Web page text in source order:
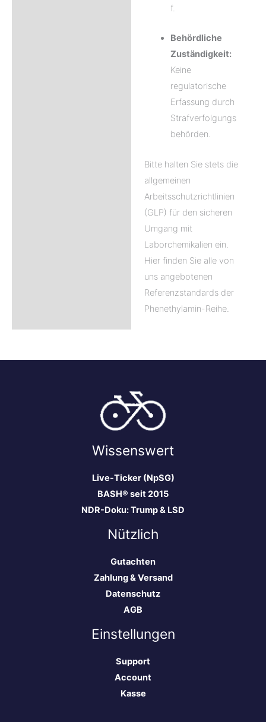
f.
Behördliche
Zuständigkeit:
Keine
regulatorische
Erfassung durch
Strafverfolgungs
behörden.
Bitte halten Sie stets die
allgemeinen
Arbeitsschutzrichtlinien
(GLP) für den sicheren
Umgang mit
Laborchemikalien ein.
Hier finden Sie alle von
uns angebotenen
Referenzstandards der
Phenethylamin-Reihe.
Wissenswert
Live-Ticker (NpSG)
BASH® seit 2015
NDR-Doku: Trump & LSD
Nützlich
Gutachten
Zahlung & Versand
Datenschutz
AGB
Einstellungen
Support
Account
Kasse